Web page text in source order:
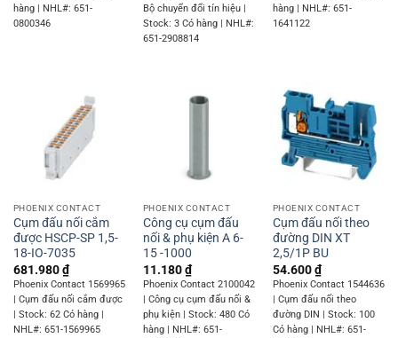
hàng | NHL#: 651-
0800346
Bộ chuyển đổi tín hiệu |
Stock: 3 Có hàng | NHL#:
651-2908814
hàng | NHL#: 651-
1641122
PHOENIX CONTACT
Cụm đấu nối cắm
được HSCP-SP 1,5-
18-IO-7035
681.980₫
Phoenix Contact 1569965
| Cụm đấu nối cắm được
| Stock: 62 Có hàng |
NHL#: 651-1569965
PHOENIX CONTACT
Công cụ cụm đấu
nối & phụ kiện A 6-
15 -1000
11.180₫
Phoenix Contact 2100042
| Công cụ cụm đấu nối &
phụ kiện | Stock: 480 Có
hàng | NHL#: 651-
PHOENIX CONTACT
Cụm đấu nối theo
đường DIN XT
2,5/1P BU
54.600₫
Phoenix Contact 1544636
| Cụm đấu nối theo
đường DIN | Stock: 100
Có hàng | NHL#: 651-